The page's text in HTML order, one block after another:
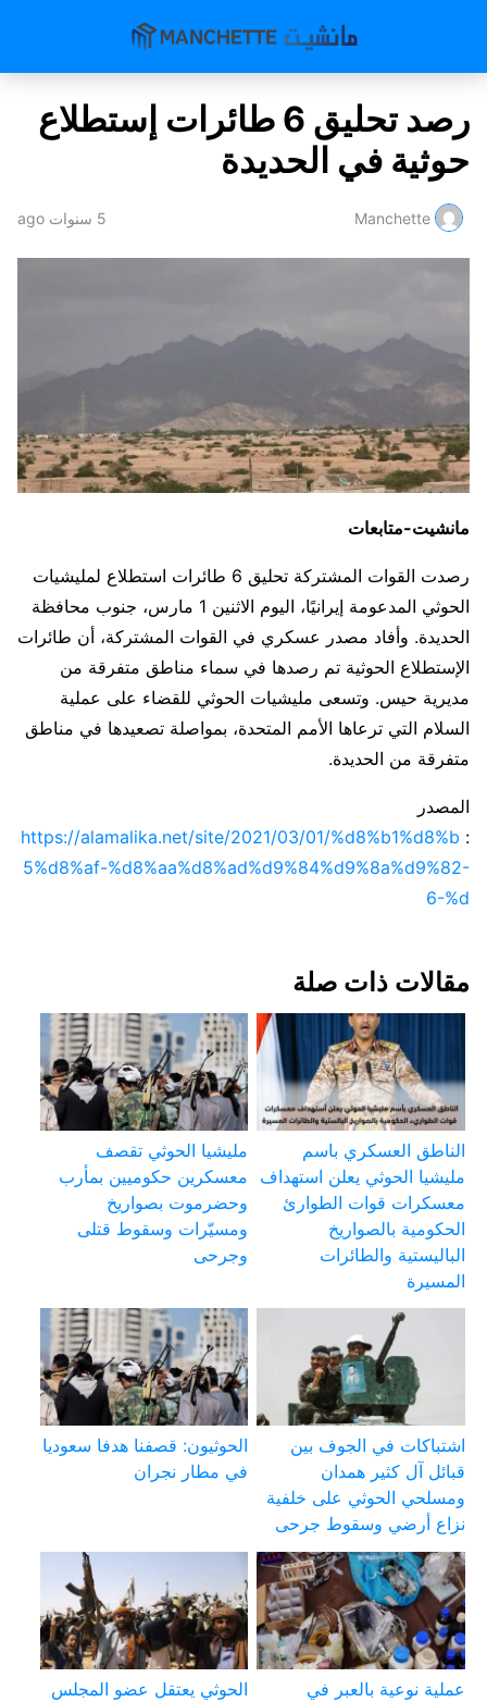
رصد تحليق 6 طائرات إستطلاع
حوثية في الحديدة
Manchette 5 سنوات ago
مانشيت-متابعات
رصدت القوات المشتركة تحليق 6 طائرات استطلاع لمليشيات
الحوثي المدعومة إيرانيًا، اليوم الاثنين 1 مارس، جنوب محافظة
الحديدة. وأفاد مصدر عسكري في القوات المشتركة، أن طائرات
الإستطلاع الحوثية تم رصدها في سماء مناطق متفرقة من
مديرية حيس. وتسعى مليشيات الحوثي للقضاء على عملية
السلام التي ترعاها الأمم المتحدة، بمواصلة تصعيدها في مناطق
متفرقة من الحديدة.
المصدر
:
https://alamalika.net/site/2021/03/01/%d8%b1%d8%b
5%d8%af-%d8%aa%d8%ad%d9%84%d9%8a%d9%82-
6-%d
مقالات ذات صلة
الناطق العسكري باسم
مليشيا الحوثي يعلن استهداف
معسكرات قوات الطوارئ
الحكومية بالصواريخ
الباليستية والطائرات
المسيرة
مليشيا الحوثي تقصف
معسكرين حكوميين بمأرب
وحضرموت بصواريخ
ومسيّرات وسقوط قتلى
وجرحى
اشتباكات في الجوف بين
قبائل آل كثير همدان
ومسلحي الحوثي على خلفية
نزاع أرضي وسقوط جرحى
الحوثيون: قصفنا هدفا سعوديا
في مطار نجران
عملية نوعية بالعبر في
الحوثي يعتقل عضو المجلس